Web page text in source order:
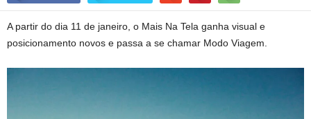
A partir do dia 11 de janeiro, o Mais Na Tela ganha visual e
posicionamento novos e passa a se chamar Modo Viagem.